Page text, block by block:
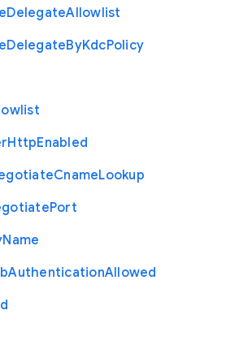
DelegateAllowlist
DelegateByKdcPolicy
HttpEnabled
CnameLookup
Port
Name
AuthenticationAllowed